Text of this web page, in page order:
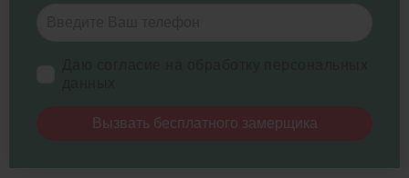
Вызвать бесплатного замерщика